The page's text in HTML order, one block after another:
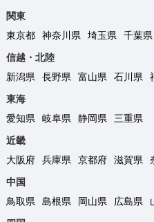
関東
東京都
神奈川県 埼玉県 千葉県
信越・北陸
新潟県
長野県 富山県 石川県
東海
愛知県
岐阜県 静岡県
三重県
近畿
大阪府
兵庫県 京都府 滋賀県
中国
鳥取県
島根県 岡山県 広島県